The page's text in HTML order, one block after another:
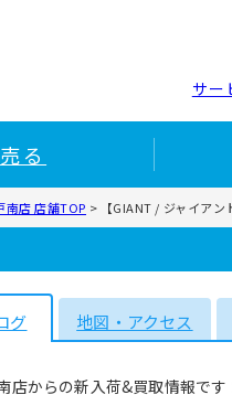
サー
る
南店 店舗TOP > 【GIANT / ジャイア
グ 地図・アクセス
からの新入荷&買取情報です